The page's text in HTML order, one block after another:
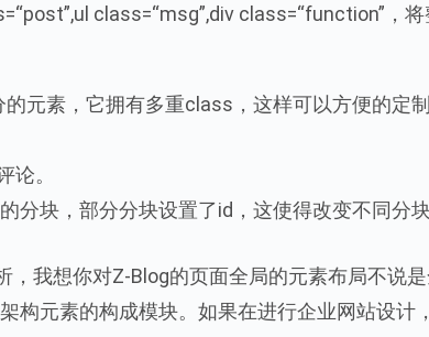
class=“msg”,div class=“function”，
的元素，它拥有多重class，这样可以方便的定
论。
分块，部分分块设置了id，这使得改变不同分
我想你对Z-Blog的页面全局的元素布局不说
构元素的构成模块。如果在进行企业网站设计